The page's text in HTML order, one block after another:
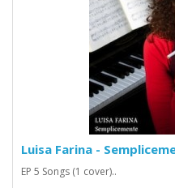
Luisa Farina -
EP 5 Songs (1 cover)..